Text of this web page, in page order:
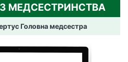
З МЕДСЕСТРИНСТВА
Головна медсестра